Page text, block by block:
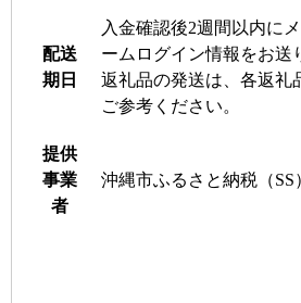
配送
期日
入金確認後2週間以内に
ームログイン情報をお送
返礼品の発送は、各返礼
ご参考ください。
提供
事業
者
沖縄市ふるさと納税（SS